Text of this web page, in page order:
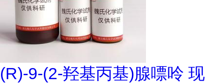
(R)-9-(2-羟基丙基)腺嘌呤 现